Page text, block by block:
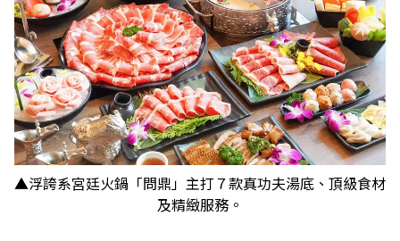
▲浮誇系宮廷火鍋「問鼎」主打７款真功夫湯底、頂級食材
及精緻服務。